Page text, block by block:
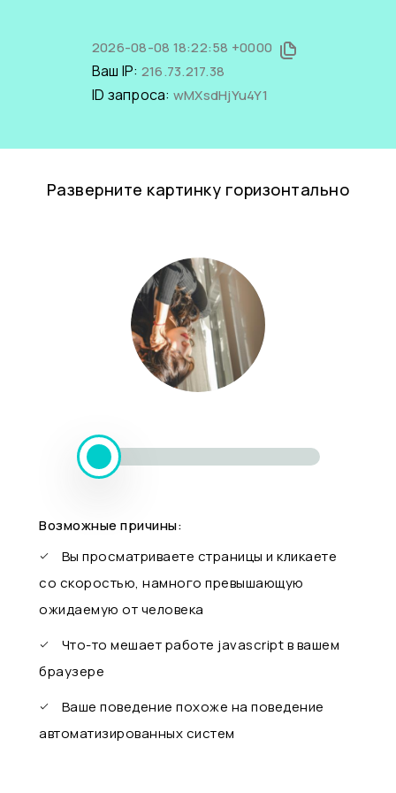
2026-08-08 18:22:58 +0000
Ваш IP: 216.73.217.38
ID запроса: wMXsdHjYu4Y1
Разверните картинку горизонтально
Возможные причины:
Вы просматриваете страницы и кликаете
со скоростью, намного превышающую
ожидаемую от человека
Что-то мешает работе javascript в вашем
браузере
Ваше поведение похоже на поведение
автоматизированных систем